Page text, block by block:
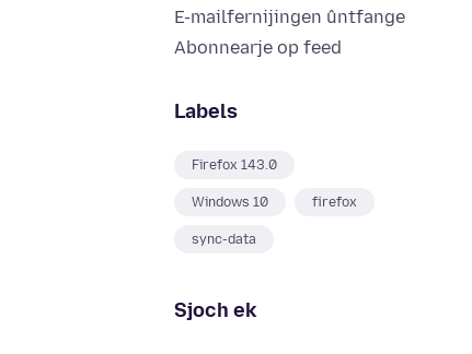
E-mailfernijingen ûntfange
Abonnearje op feed
Labels
Firefox 143.0
Windows 10 firefox
sync-data
Sjoch ek